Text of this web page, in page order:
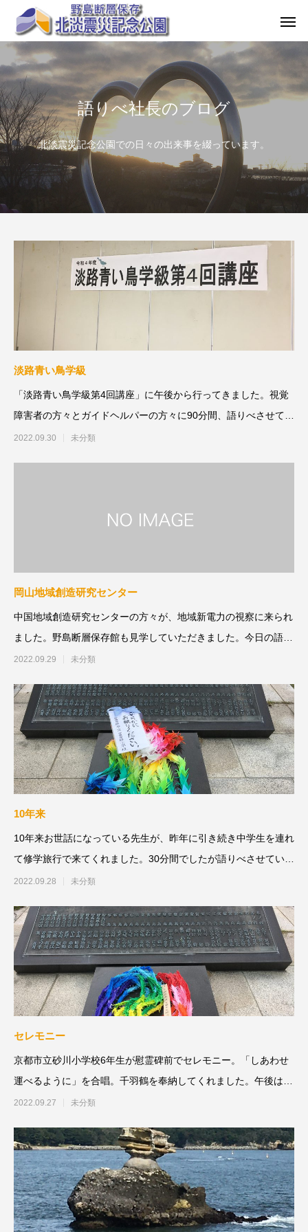
語りべ社長のブログ
北淡震災記念公園での日々の出来事を綴っています。
淡路青い鳥学級
「淡路青い鳥学級第4回講座」に午後から行ってきました。視覚
障害者の方々とガイドヘルパーの方々に90分間、語りべさせてい
ただきました。今日
2022.09.30 未分類
岡山地域創造研究センター
中国地域創造研究センターの方々が、地域新電力の視察に来られ
ました。野島断層保存館も見学していただきました。今日の語り
べ岐阜 大垣市立
2022.09.29 未分類
10年来
10年来お世話になっている先生が、昨年に引き続き中学生を連れ
て修学旅行で来てくれました。30分間でしたが語りべさせていた
だきました。宮崎校長
2022.09.28 未分類
セレモニー
京都市立砂川小学校6年生が慰霊碑前でセレモニー。「しあわせ
運べるように」を合唱。千羽鶴を奉納してくれました。午後は、
淡路市役所へ
2022.09.27 未分類